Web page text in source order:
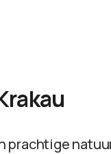
prachtige